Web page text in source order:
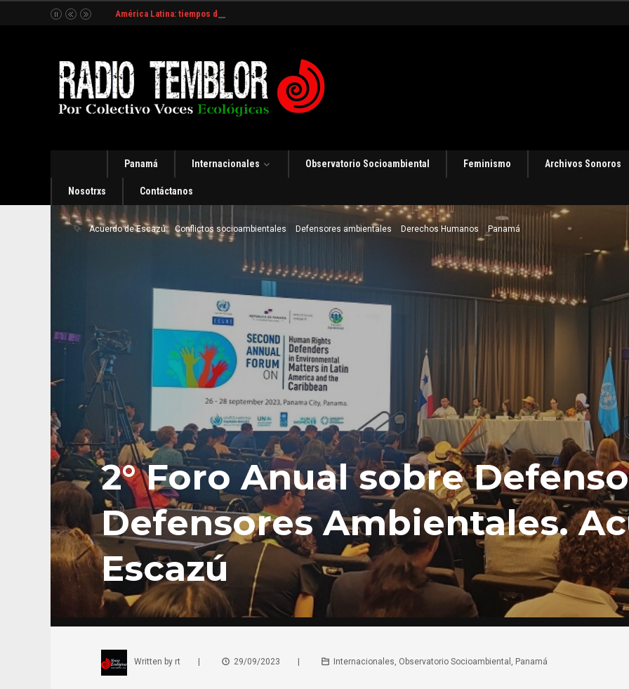
América Latina: tiempos de incertidumbre y organización
Panamá Internacionales Observatorio Socioambiental Feminismo Archivos Sonoros
Nosotrxs Contáctanos
Acuerdo de Escazú Conflictos socioambientales Defensores ambientales Derechos Humanos Panamá
2° Foro Anual sobre
Defensores Ambientales.
Escazú
Written by rt 29/09/2023 Internacionales, Observatorio Socioambiental , Panamá